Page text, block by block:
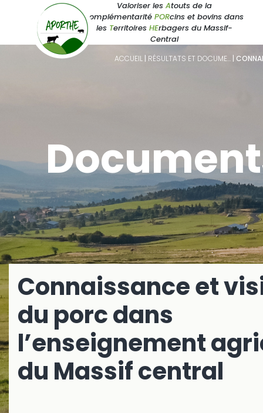
Valoriser les Atouts de la
complémentarité PORcins et bovins dans
les Territoires HErbagers du Massif-
Central
ACCUEIL | RÉSULTATS ET DOCUME… |
Connaissance et
du porc dans
l’enseignement
du Massif central